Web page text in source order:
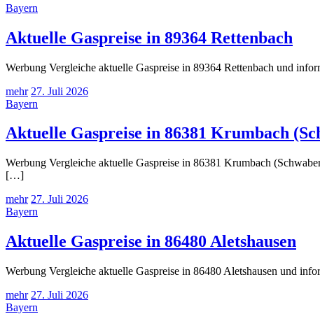
Bayern
Aktuelle Gaspreise in 89364 Rettenbach
Werbung Vergleiche aktuelle Gaspreise in 89364 Rettenbach und
mehr 27. Juli 2026
Bayern
Aktuelle Gaspreise in 86381 Krumbach
Werbung Vergleiche aktuelle Gaspreise in 86381 Krumbach
[…]
mehr 27. Juli 2026
Bayern
Aktuelle Gaspreise in 86480 Aletshausen
Werbung Vergleiche aktuelle Gaspreise in 86480 Aletshausen und
mehr 27. Juli 2026
Bayern